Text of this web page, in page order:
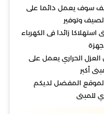
سوف يعمل دائما على
وتوفير
زائدا فى الكهرباء
العزل الحراري يعمل على
أكبر
المفضل لديكم
للمبنى